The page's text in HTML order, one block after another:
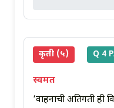
कृती (५) Q 4
स्वमत
‘वाहनाची अतिगती ही